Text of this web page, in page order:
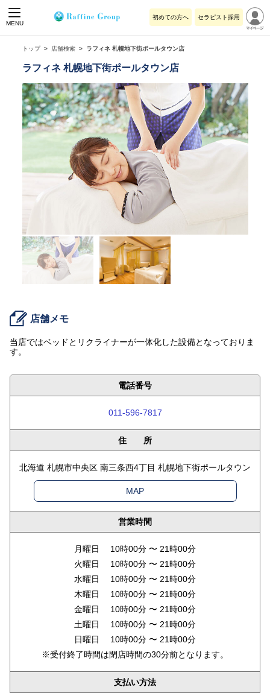
MENU
初めての方へ セラピスト採用
トップ 店舗検索 ラフィネ 札幌地下街ポールタウン店
ラフィネ 札幌地下街ポールタウン店
店舗メモ
当店ではベッドとリクライナーが一体化した設備となっておりま
す。
電話番号
011-596-7817
住 所
北海道 札幌市中央区 南三条西4丁目 札幌地下街ポールタウン
MAP
営業時間
月曜日 10時00分 〜 21時00分
火曜日 10時00分 〜 21時00分
水曜日 10時00分 〜 21時00分
木曜日 10時00分 〜 21時00分
金曜日 10時00分 〜 21時00分
土曜日 10時00分 〜 21時00分
日曜日 10時00分 〜 21時00分
※受付終了時間は閉店時間の30分前となります。
支払い方法